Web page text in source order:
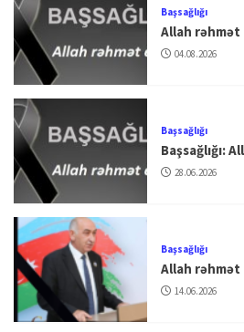
Başsağlığı
Allah
04.08.2026
Başsağlığı
Başsağlığı:
28.06.2026
Başsağlığı
Allah
14.06.2026